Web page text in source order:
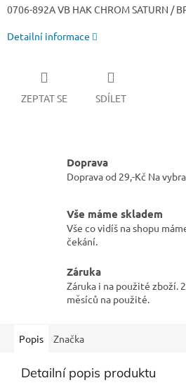
0706-892A VB HAK CHROM SATURN /
Detailní informace
ZEPTAT SE SDÍLET
Doprava
Doprava od 29,-Kč Na
Vše máme skladem
Vše co vidíš na shopu
čekání.
Záruka
Záruka i na použité zboží.
měsíců na použité.
Popis Značka
Detailní popis produktu